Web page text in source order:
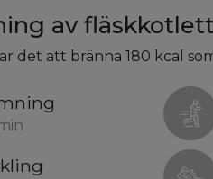
av
det att bränna 180 kcal